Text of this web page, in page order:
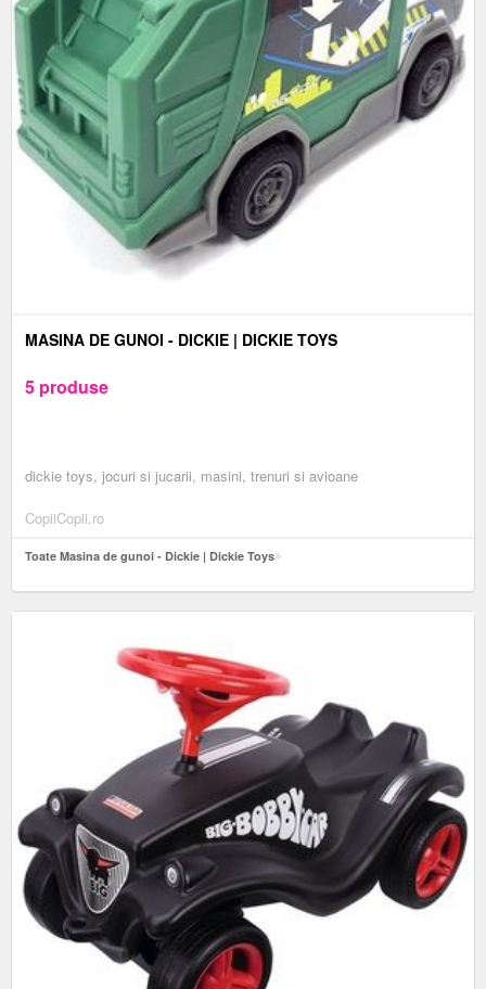
MASINA DE GUNOI - DICKIE | DICKIE TOYS
5 produse
dickie toys, jocuri si jucarii, masini, trenuri si avioane
CopiiCopii.ro
Toate Masina de gunoi - Dickie | Dickie Toys